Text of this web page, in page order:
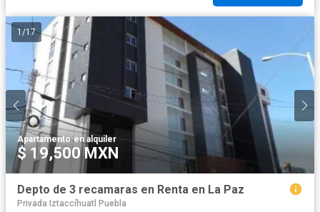
1 /17
Apartamento·en alquiler
$ 19,500 MXN
Depto de 3 recamaras en Renta en La Paz
Privada Iztaccíhuatl Puebla